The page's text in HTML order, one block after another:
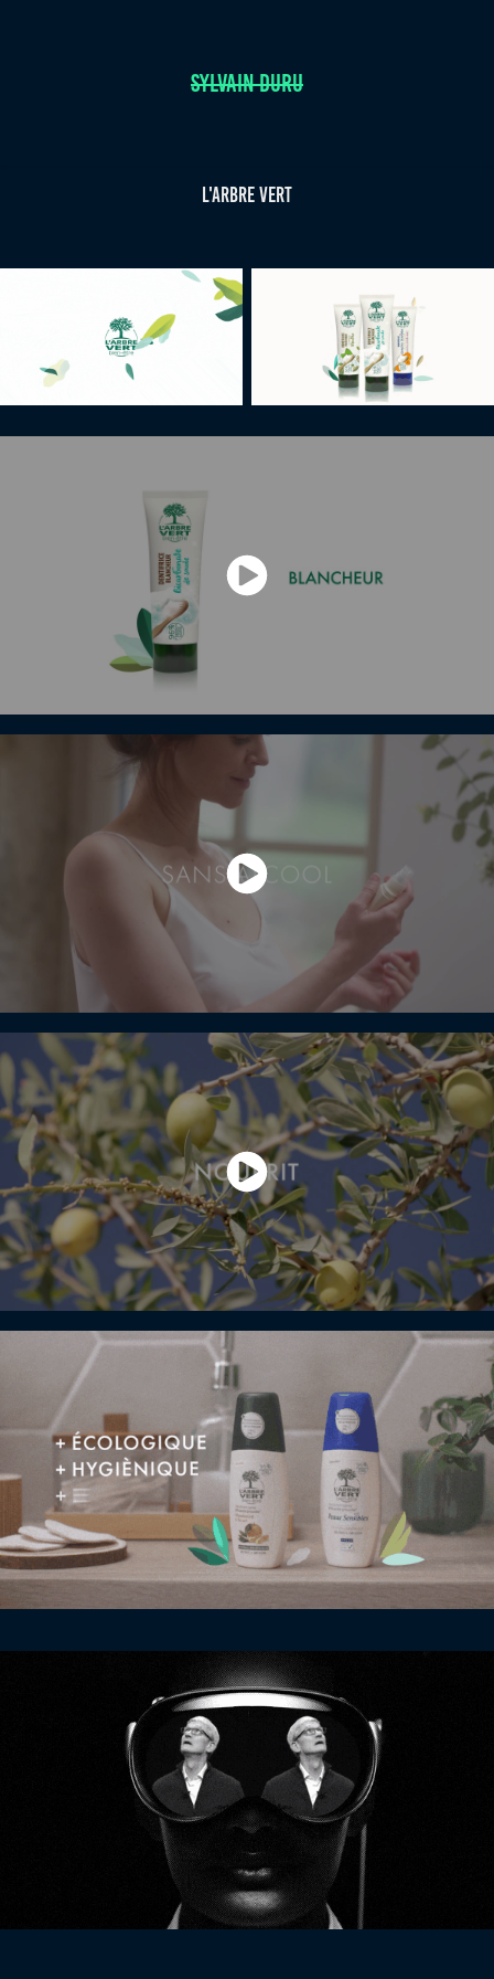
SYLVAIN DURU
L'Arbre Vert
SILICON CARNE
2024